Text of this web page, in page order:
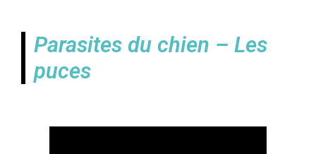
Parasites du chien – Les
puces